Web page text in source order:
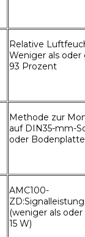
Relative
Weniger als oder
93 Prozent
Methode zur
auf DIN35-mm-
oder Bodenplatte
AMC100-
ZD:Signalleistung
(weniger als
15 W)